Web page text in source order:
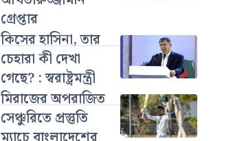
গ্রেপ্তার
কিসের হাসিনা, তার
চেহারা কী দেখা
গেছে? : স্বরাষ্ট্রমন্ত্রী
মিরাজের অপরাজিত
সেঞ্চুরিতে প্রস্তুতি